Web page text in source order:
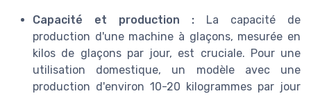
Capacité et production : La capacité de
production d'une machine à glaçons, mesurée en
kilos de glaçons par jour, est cruciale. Pour une
utilisation domestique, un modèle avec une
production d'environ 10-20 kilogrammes par jour